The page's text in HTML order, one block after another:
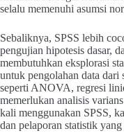
selalu memenuhi asumsi
Sebaliknya, SPSS lebih
pengujian hipotesis dasar,
membutuhkan eksplorasi
untuk pengolahan data
seperti ANOVA, regresi
memerlukan analisis
kali menggunakan SPSS,
dan pelaporan statistik yang